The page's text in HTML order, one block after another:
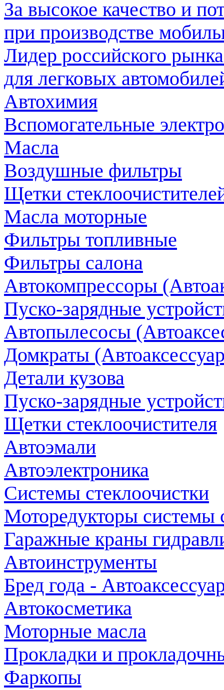
За высокое качество и
при производстве
Лидер российского
для легковых
Автохимия
Вспомогательные
Масла
Воздушные фильтры
Щетки
Масла моторные
Фильтры топливные
Фильтры салона
Автокомпрессоры
Пуско-зарядные
Автопылесосы
Домкраты
Детали кузова
Пуско-зарядные
Щетки стеклоочистителя
Автоэмали
Автоэлектроника
Системы стеклоочистки
Моторедукторы системы
Гаражные краны
Автоинструменты
Бред года -
Автокосметика
Моторные масла
Прокладки и
Фаркопы